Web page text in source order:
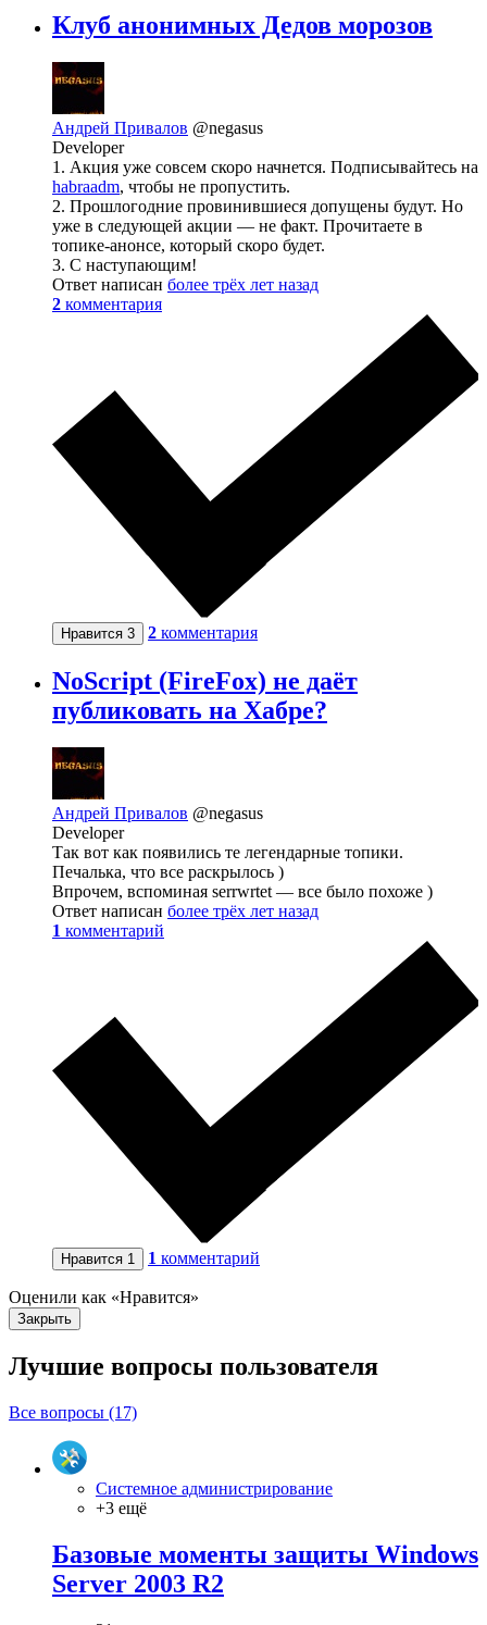
Клуб анонимных Дедов морозов
Андрей Привалов @negasus
Developer
1. Акция уже совсем скоро начнется. Подписывайтесь на
habraadm, чтобы не пропустить.
2. Прошлогодние провинившиеся допущены будут. Но
уже в следующей акции — не факт. Прочитаете в
топике-анонсе, который скоро будет.
3. С наступающим!
Ответ написан более трёх лет назад
2 комментария
Нравится 3 2 комментария
NoScript (FireFox) не даёт
публиковать на Хабре?
Андрей Привалов @negasus
Developer
Так вот как появились те легендарные топики.
Печалька, что все раскрылось )
Впрочем, вспоминая serrwrtet — все было похоже )
Ответ написан более трёх лет назад
1 комментарий
Нравится 1 1 комментарий
Оценили как «Нравится»
Закрыть
Лучшие вопросы пользователя
Все вопросы (17)
Системное администрирование
+3 ещё
Базовые моменты защиты Windows
Server 2003 R2